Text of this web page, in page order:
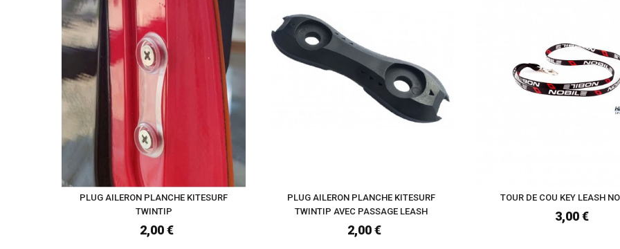
PLUG AILERON PLANCHE KITESURF
TWINTIP
2,00 €
PLUG AILERON PLANCHE KITESURF
TWINTIP AVEC PASSAGE LEASH
2,00 €
TOUR DE COU KEY LEASH
3,00 €